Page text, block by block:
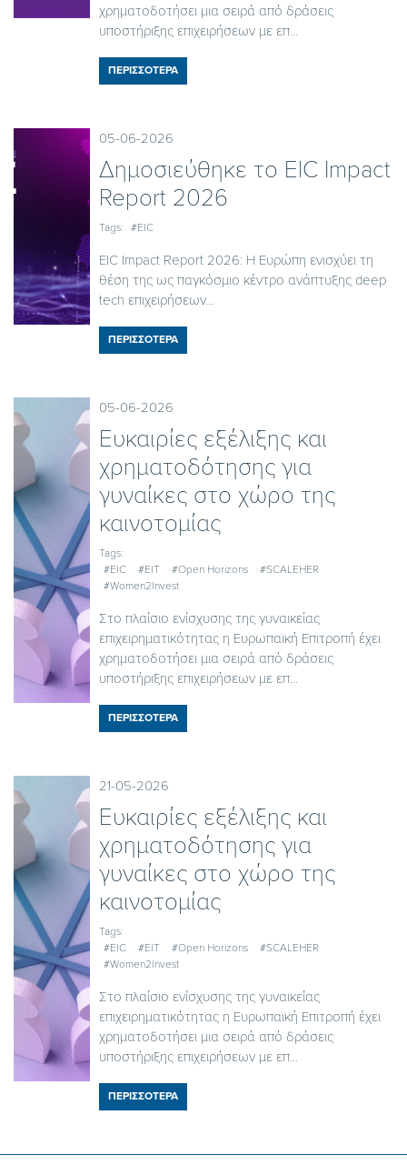
χρηματοδοτήσει μια σειρά από δράσεις
υποστήριξης επιχειρήσεων με επ...
ΠΕΡΙΣΣΟΤΕΡΑ
05-06-2026
Δημοσιεύθηκε το EIC Ιmpact
Report 2026
Tags: #EIC
EIC Impact Report 2026: Η Ευρώπη ενισχύει τη
θέση της ως παγκόσμιο κέντρο ανάπτυξης deep
tech επιχειρήσεων...
ΠΕΡΙΣΣΟΤΕΡΑ
05-06-2026
Ευκαιρίες εξέλιξης και
χρηματοδότησης για
γυναίκες στο χώρο της
καινοτομίας
Tags:
#EIC
#EIT #Open Horizons
#SCALEHER
#Women2Invest
Στο πλαίσιο ενίσχυσης της γυναικείας
επιχειρηματικότητας η Ευρωπαϊκή Επιτροπή έχει
χρηματοδοτήσει μια σειρά από δράσεις
υποστήριξης επιχειρήσεων με επ...
ΠΕΡΙΣΣΟΤΕΡΑ
21-05-2026
Ευκαιρίες εξέλιξης και
χρηματοδότησης για
γυναίκες στο χώρο της
καινοτομίας
Tags:
#EIC
#EIT #Open Horizons
#SCALEHER
#Women2Invest
Στο πλαίσιο ενίσχυσης της γυναικείας
επιχειρηματικότητας η Ευρωπαϊκή Επιτροπή έχει
χρηματοδοτήσει μια σειρά από δράσεις
υποστήριξης επιχειρήσεων με επ...
ΠΕΡΙΣΣΟΤΕΡΑ